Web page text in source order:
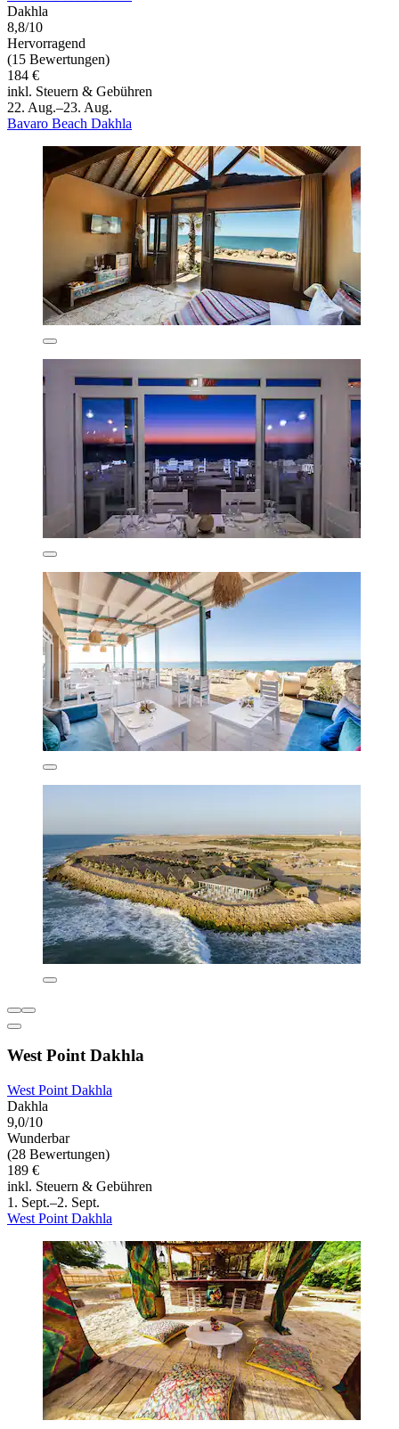
Dakhla
8,8/10
Hervorragend
(15 Bewertungen)
184 €
inkl. Steuern & Gebühren
22. Aug.–23. Aug.
Bavaro Beach Dakhla
West Point Dakhla
West Point Dakhla
Dakhla
9,0/10
Wunderbar
(28 Bewertungen)
189 €
inkl. Steuern & Gebühren
1. Sept.–2. Sept.
West Point Dakhla